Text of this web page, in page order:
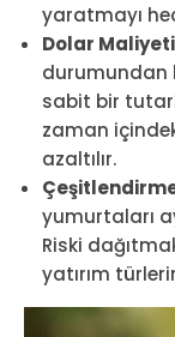
yaratmayı
Dolar
durumundan
sabit bir
zaman
azaltılır.
yumurtaları
Riski
yatırım